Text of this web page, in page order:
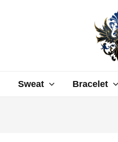
Sweat Bracelet